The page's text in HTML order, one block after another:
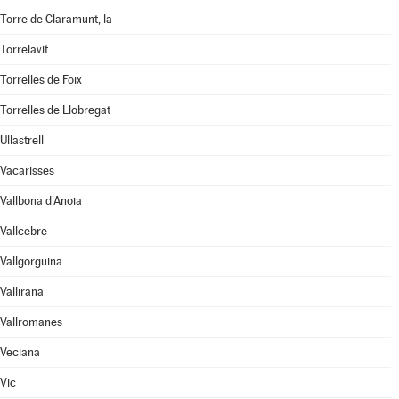
Torre de Claramunt, la
Torrelavit
Torrelles de Foix
Torrelles de Llobregat
Ullastrell
Vacarisses
Vallbona d'Anoia
Vallcebre
Vallgorguina
Vallirana
Vallromanes
Veciana
Vic